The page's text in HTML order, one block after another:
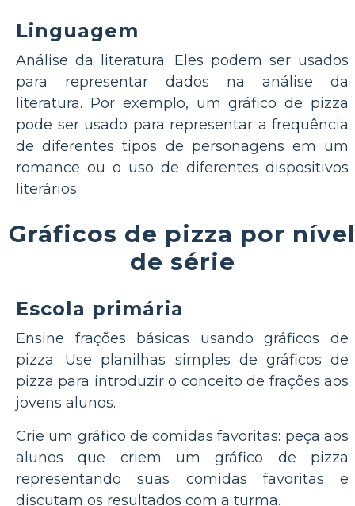
Linguagem
Análise da literatura: Eles podem ser usados
para representar dados na análise da
literatura. Por exemplo, um gráfico de pizza
pode ser usado para representar a frequência
de diferentes tipos de personagens em um
romance ou o uso de diferentes dispositivos
literários.
Gráficos de pizza por nível
de série
Escola primária
Ensine frações básicas usando gráficos de
pizza: Use planilhas simples de gráficos de
pizza para introduzir o conceito de frações aos
jovens alunos.
Crie um gráfico de comidas favoritas: peça aos
alunos que criem um gráfico de pizza
representando suas comidas favoritas e
discutam os resultados com a turma.